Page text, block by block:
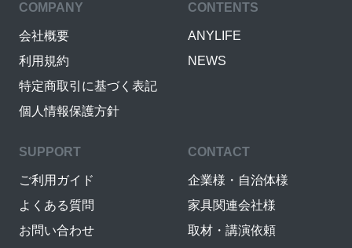
COMPANY
会社概要
利用規約
特定商取引に基づく表記
個人情報保護方針
CONTENTS
ANYLIFE
NEWS
SUPPORT
ご利用ガイド
よくある質問
お問い合わせ
CONTACT
企業様・自治体様
家具関連会社様
取材・講演依頼